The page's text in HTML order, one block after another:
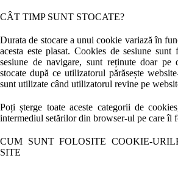
CÂT TIMP SUNT STOCATE?
Durata de stocare a unui cookie variază în
acesta este plasat. Cookies de sesiune
sesiune de navigare, sunt reținute doar
stocate după ce utilizatorul părăsește
sunt utilizate când utilizatorul revine pe
Poți șterge toate aceste categorii de
intermediul setărilor din browser-ul pe care îl
CUM SUNT FOLOSITE COOKIE-
SITE